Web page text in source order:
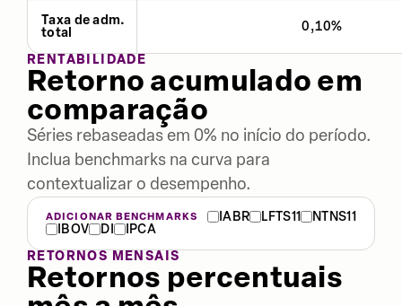
Taxa de adm.
total
0,10%
RENTABILIDADE
Retorno acumulado em
comparação
Séries rebaseadas em 0% no início do período.
Inclua benchmarks na curva para
contextualizar o desempenho.
ADICIONAR BENCHMARKS IABR LFTS11
NTNS11
IBOV
DI
IPCA
RETORNOS MENSAIS
Retornos percentuais